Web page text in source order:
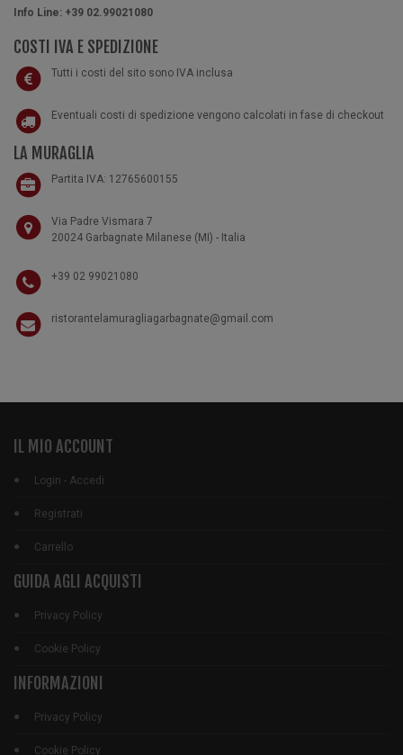
Info Line: +39 02.99021080
COSTI IVA E SPEDIZIONE
Tutti i costi del sito sono IVA inclusa
Eventuali costi di spedizione vengono calcolati in fase di checkout
LA MURAGLIA
Partita IVA: 12765600155
Via Padre Vismara 7
20024 Garbagnate Milanese (MI) - Italia
+39 02 99021080
ristorantelamuragliagarbagnate@gmail.com
IL MIO ACCOUNT
Login - Accedi
Registrati
Carrello
GUIDA AGLI ACQUISTI
Privacy Policy
Cookie Policy
INFORMAZIONI
Privacy Policy
Cookie Policy